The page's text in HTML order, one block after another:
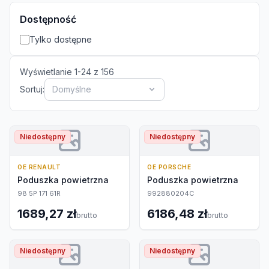
Dostępność
Tylko dostępne
Wyświetlanie 1-24 z 156
Sortuj:
Domyślne
Niedostępny
OE RENAULT
Poduszka powietrzna
98 5P 171 61R
1689,27 złbrutto
Niedostępny
OE PORSCHE
Poduszka powietrzna
992880204C
6186,48 złbrutto
Niedostępny Niedostępny